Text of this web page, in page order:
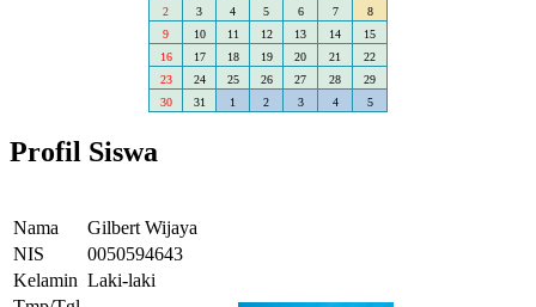
2
3 4 5 6 7
8
9
10 11 12 13 14
15
16
17 18 19 20 21
22
23
24 25 26 27 28
29
30
31 1 2 3 4 5
Profil Siswa
Nama
Gilbert Wijaya
NIS
0050594643
Kelamin Laki-laki